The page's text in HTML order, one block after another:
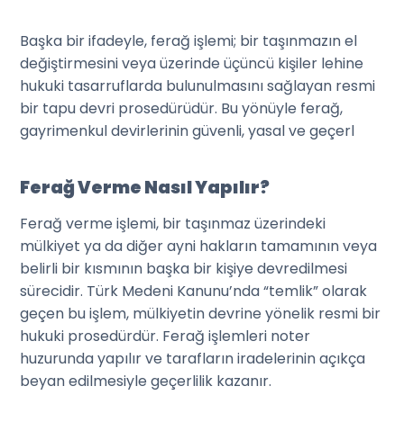
Başka bir ifadeyle, ferağ işlemi; bir taşınmazın el
değiştirmesini veya üzerinde üçüncü kişiler lehine
hukuki tasarruflarda bulunulmasını sağlayan resmi
bir tapu devri prosedürüdür. Bu yönüyle ferağ,
gayrimenkul devirlerinin güvenli, yasal ve geçerl
Ferağ Verme Nasıl Yapılır?
Ferağ verme işlemi, bir taşınmaz üzerindeki
mülkiyet ya da diğer ayni hakların tamamının veya
belirli bir kısmının başka bir kişiye devredilmesi
sürecidir. Türk Medeni Kanunu’nda “temlik” olarak
geçen bu işlem, mülkiyetin devrine yönelik resmi bir
hukuki prosedürdür. Ferağ işlemleri noter
huzurunda yapılır ve tarafların iradelerinin açıkça
beyan edilmesiyle geçerlilik kazanır.